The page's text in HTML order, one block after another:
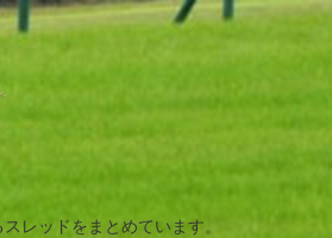
レッドをまとめています。